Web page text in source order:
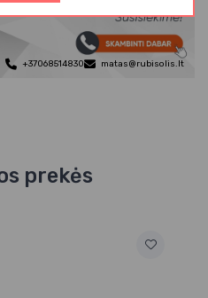
+37068514830 matas@rubisolis.lt
prekės